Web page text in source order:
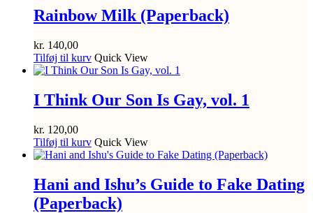
Rainbow Milk (Paperback)
kr. 140,00
Tilføj til kurv Quick View
I Think Our Son Is Gay, vol. 1
kr. 120,00
Tilføj til kurv Quick View
Hani and Ishu’s Guide to Fake Dating
(Paperback)